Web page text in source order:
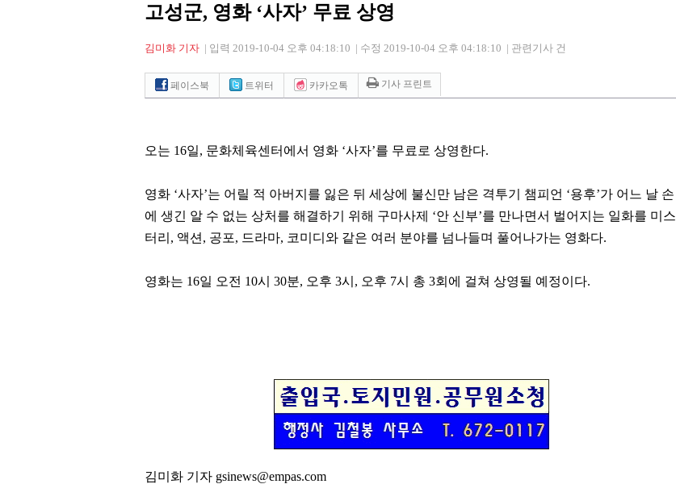
고성군, 영화 ‘사자’ 무료 상영
김미화 기자 입력 2019-10-04 오후 04:18:10 수정 2019-10-04 오후 04:18:10 관련기사 건
페이스북 트위터 카카오톡 기사 프린트
오는 16일, 문화체육센터에서 영화 ‘사자’를 무료로 상영한다.
영화 ‘사자’는 어릴 적 아버지를 잃은 뒤 세상에 불신만 남은 격투기 챔피언 ‘용후’가 어느 날 손
에 생긴 알 수 없는 상처를 해결하기 위해 구마사제 ‘안 신부’를 만나면서 벌어지는 일화를 미스
터리 , 액션 , 공포, 드라마, 코미디와 같은 여러 분야를 넘나들며 풀어나가는 영화다.
영화는 16일 오전 10시 30분, 오후 3시 , 오후 7시 총 3회에 걸쳐 상영될 예정이다.
김미화 기자 gsinews@empas.com